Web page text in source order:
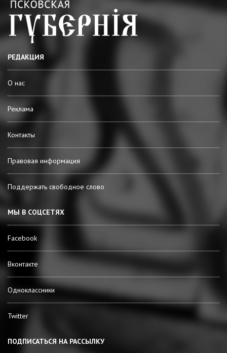
РЕДАКЦИЯ
О нас
Реклама
Контакты
Правовая информация
Поддержать свободное слово
МЫ В СОЦСЕТЯХ
Facebook
Вконтакте
Одноклассники
Twitter
ПОДПИСАТЬСЯ НА РАССЫЛКУ